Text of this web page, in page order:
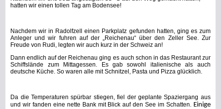
hatten wir einen tollen Tag am Bodensee!
Nachdem wir in Radolfzell einen Parkplatz gefunden hatten, ging es zum
Anleger und wir fuhren auf der „Reichenau“ über den Zeller See. Zur
Freude von Rudi, legten wir auch kurz in der Schweiz an!
Dann endlich auf der Reichenau ging es auch schon in das Restaurant zur
Schiffslände zum Mittagessen. Es gab sowohl italienische als auch
deutsche Küche. So waren alle mit Schnitzel, Pasta und Pizza glücklich.
Da die Temperaturen spürbar stiegen, fiel der geplante Spaziergang aus
und wir fanden eine nette Bank mit Blick auf den See im Schatten. Einige